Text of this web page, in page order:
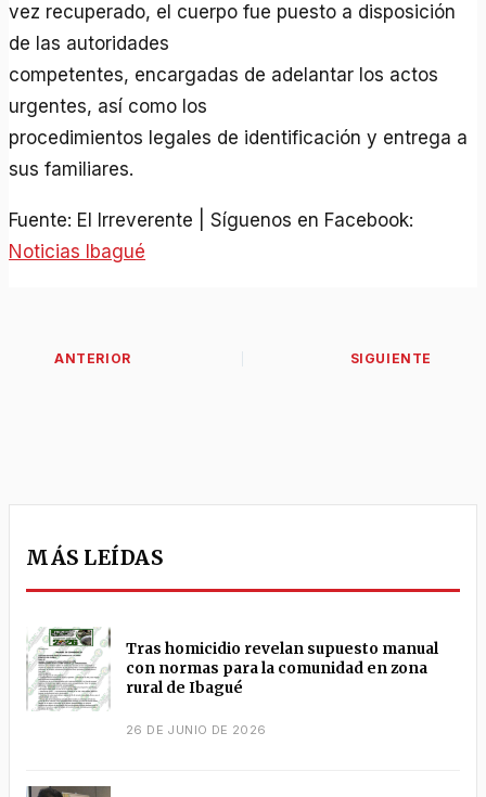
vez recuperado, el cuerpo fue puesto a disposición
de las autoridades
competentes, encargadas de adelantar los actos
urgentes, así como los
procedimientos legales de identificación y entrega a
sus familiares.
Fuente: El Irreverente | Síguenos en Facebook:
Noticias Ibagué
MÁS LEÍDAS
Tras homicidio revelan supuesto manual
con normas para la comunidad en zona
rural de Ibagué
26 DE JUNIO DE 2026